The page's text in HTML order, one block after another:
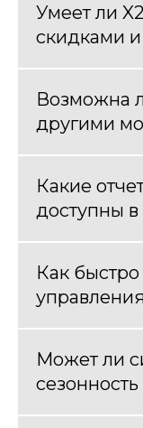
Умеет ли
скидками
Возможна
другими
Какие
доступны в
Как
Может ли
Складской учет
Управление
Продажи и
Услуги
Внедрение
разработка
Тех. поддержка